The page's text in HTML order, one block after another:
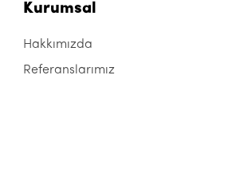
Kurumsal
Hakkımızda
Referanslarımız